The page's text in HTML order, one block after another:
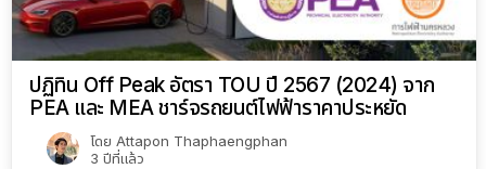
ปฏิทิน Off Peak อัตรา TOU ปี 2567 (2024) จาก
PEA และ MEA ชาร์จรถยนต์ไฟฟ้าราคาประหยัด
โดย Attapon Thaphaengphan
3 ปีที่แล้ว